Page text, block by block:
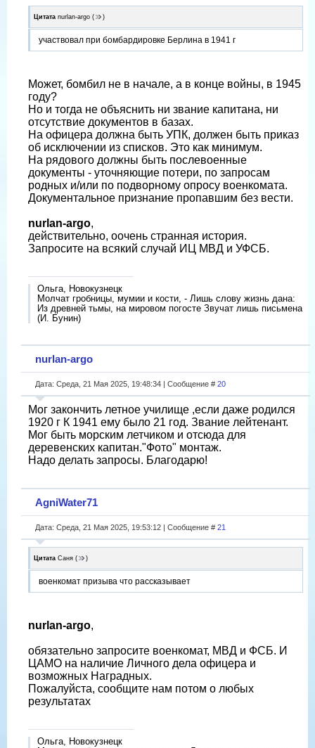
Цитата nurlan-argo ( )
участвовал при бомбардировке Берлина в 1941 г
Может, бомбил не в начале, а в конце войны, в 1945
году?
Но и тогда не объяснить ни звание капитана, ни
отсутствие документов в базах.
На офицера должна быть УПК, должен быть приказ
об исключении из списков. Это как минимум.
На рядового должны быть послевоенные
документы - уточняющие потери, по запросам
родных и/или по подворному опросу военкомата.
Документальное признание пропавшим без вести.
nurlan-argo,
действительно, оочень странная история.
Запросите на всякий случай ИЦ МВД и УФСБ.
Ольга, Новокузнецк
Молчат гробницы, мумии и кости, - Лишь слову жизнь дана:
Из древней тьмы, на мировом погосте Звучат лишь письмена
(И. Бунин)
nurlan-argo
Дата: Среда, 21 Мая 2025, 19:48:34 | Сообщение # 20
Мог закончить летное училище ,если даже родился
1920 г К 1941 ему было 21 год. Звание лейтенант.
Мог быть морским летчиком и отсюда для
деревенских капитан."Фото" монтаж.
Надо делать запросы. Благодарю!
AgniWater71
Дата: Среда, 21 Мая 2025, 19:53:12 | Сообщение # 21
Цитата Саня ( )
военкомат призыва что рассказывает
nurlan-argo,
обязательно запросите военкомат, МВД и ФСБ. И
ЦАМО на наличие Личного дела офицера и
возможных Наградных.
Пожалуйста, сообщите нам потом о любых
результатах
Ольга, Новокузнецк